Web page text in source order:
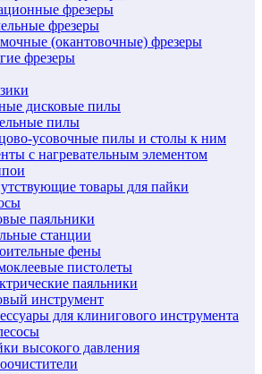
фрезеры
фрезеры
(окантовочные) фрезеры
фрезеры
дисковые пилы
пилы
усовочные пилы и столы к ним
с нагревательным элементом
товары для пайки
паяльники
станции
фены
пистолеты
паяльники
инструмент
для клинигового инструмента
высокого давления